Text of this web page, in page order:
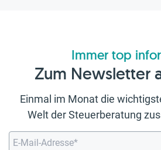
Immer top
Zum Newsletter
Einmal im Monat die
Welt der Steuerberatung